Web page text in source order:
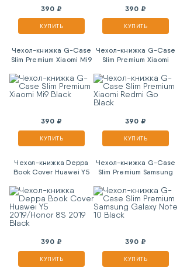
390 ₽
КУПИТЬ
390 ₽
КУПИТЬ
Чехол-книжка G-Case
Slim Premium Xiaomi Mi9
390 ₽
КУПИТЬ
Чехол-книжка G-Case
Slim Premium Xiaomi
390 ₽
КУПИТЬ
Чехол-книжка Deppa
Book Cover Huawei Y5
Black
390 ₽
КУПИТЬ
Чехол-книжка G-Case
Slim Premium Samsung
390 ₽
КУПИТЬ